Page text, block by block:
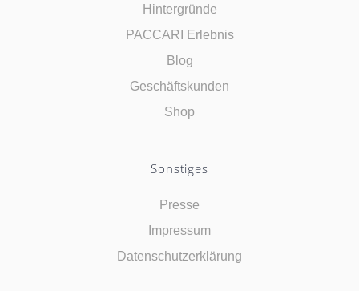
Hintergründe
PACCARI Erlebnis
Blog
Geschäftskunden
Shop
Sonstiges
Presse
Impressum
Datenschutzerklärung